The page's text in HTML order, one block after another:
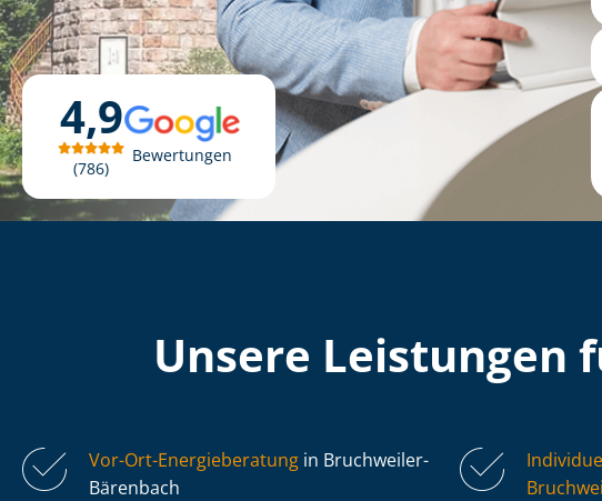
4,9
786
Bewertungen
Unsere Leistungen
Vor-Ort-Energieberatung in Bruchweiler-
Bärenbach